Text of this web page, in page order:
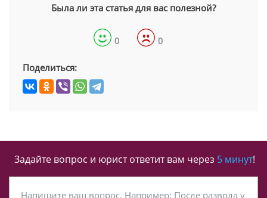
Была ли эта статья для вас полезной?
0 0
Поделиться:
Задайте вопрос и юрист ответит вам через 5 минут!